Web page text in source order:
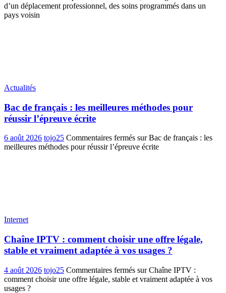
d’un déplacement professionnel, des soins programmés dans un
pays voisin
Actualités
Bac de français : les meilleures méthodes pour
réussir l’épreuve écrite
6 août 2026 tojo25 Commentaires fermés sur Bac de français : les
meilleures méthodes pour réussir l’épreuve écrite
Internet
Chaîne IPTV : comment choisir une offre légale,
stable et vraiment adaptée à vos usages ?
4 août 2026 tojo25 Commentaires fermés sur Chaîne IPTV :
comment choisir une offre légale, stable et vraiment adaptée à vos
usages ?